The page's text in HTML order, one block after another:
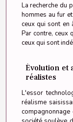
La recherche du
hommes au fur
ceux qui sont en
Par contre, ceux
ceux qui sont
Évolution et
réalistes
L'essor
réalisme